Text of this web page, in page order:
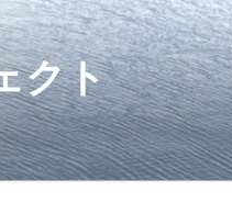
クト